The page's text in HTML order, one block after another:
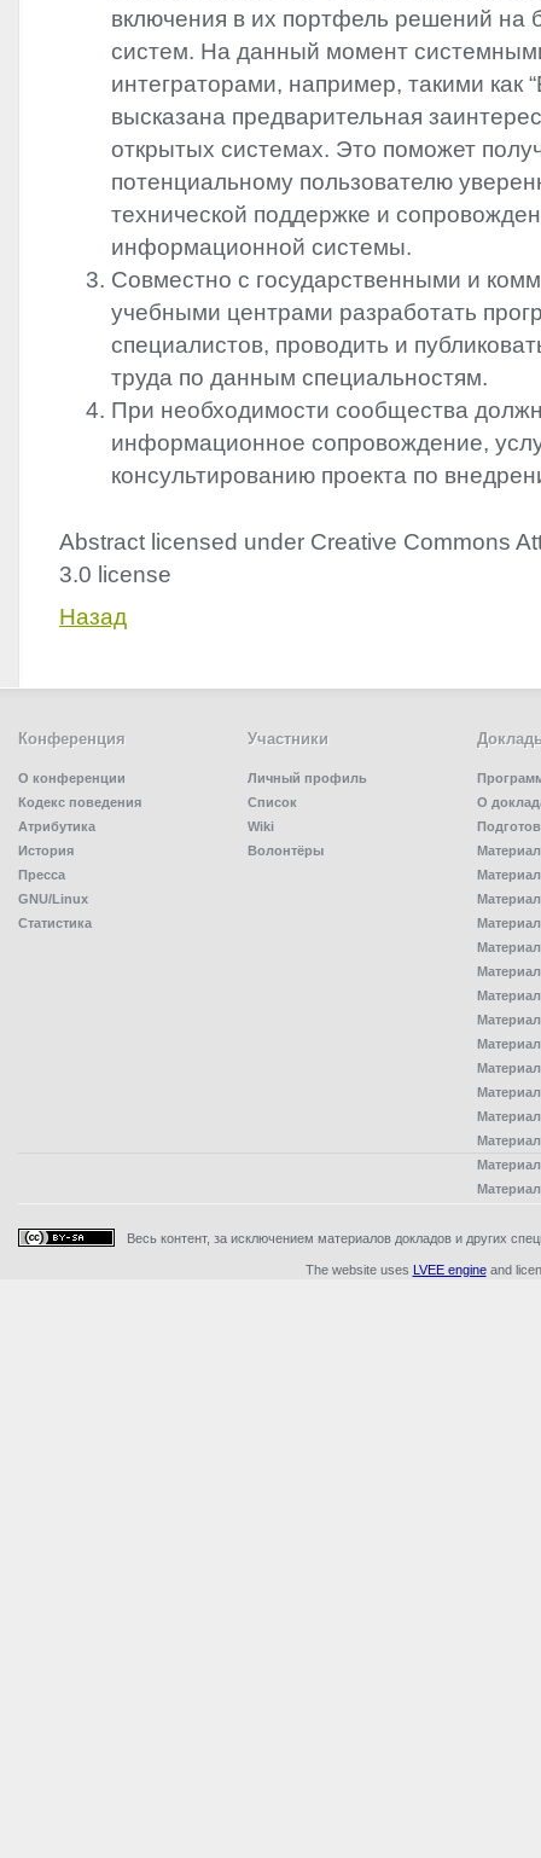
включения в их портфель решений на
систем. На данный момент
интеграторами, например, такими как
высказана предварительная
открытых системах. Это поможет
потенциальному пользователю
технической поддержке и
информационной системы.
Совместно с государственными и
учебными центрами разработать
специалистов, проводить и
труда по данным специальностям.
При необходимости сообщества
информационное сопровождение,
консультированию проекта по
Abstract licensed under Creative Commons
3.0 license
Назад
Конференция
О конференции
Кодекс поведения
Атрибутика
История
Пресса
GNU/Linux
Статистика
Участники
Личный профиль
Список
Wiki
Волонтёры
О
Весь контент, за исключением материалов докладов и других
The website uses LVEE engineand